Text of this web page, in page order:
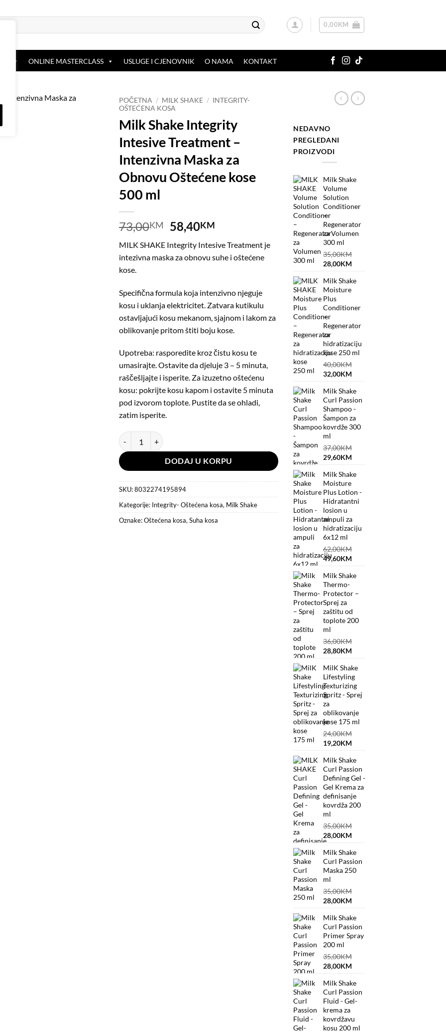
0,00KM
ONLINE MASTERCLASS USLUGE I CJENOVNIK O NAMA KONTAKT
POČETNA / MILK SHAKE / INTEGRITY-
OŠTEĆENA KOSA
Milk Shake Integrity
Intesive Treatment –
Intenzivna Maska za
Obnovu Oštećene kose
500 ml
73,00KM
Original
price
was:
73,00KM.
58,40KM
is:
58,40KM.
MILK SHAKE Integrity Intesive Treatment je
intezivna maska za obnovu suhe i oštećene
kose.
Specifična formula koja intenzivno njeguje
kosu i uklanja elektricitet. Zatvara kutikulu
ostavljajući kosu mekanom, sjajnom i lakom za
oblikovanje pritom štiti boju kose.
Upotreba: rasporedite kroz čistu kosu te
umasirajte. Ostavite da djeluje 3 – 5 minuta,
raščešljajte i isperite. Za izuzetno oštećenu
kosu: pokrijte kosu kapom i ostavite 5 minuta
pod izvorom toplote. Pustite da se ohladi,
zatim isperite.
Milk Shake Integrity Intesive Treatment - Intenzivna Maska za Obnovu Oštećene kose 500 ml količina
DODAJ U KORPU
SKU:8032274195894
Kategorije: Integrity- Oštećena kosa, Milk Shake
Oznake:Oštećena kosa, Suha kosa
NEDAVNO
PREGLEDANI
PROIZVODI
Milk Shake
Volume
Solution
Conditioner
–
Regenerator
za Volumen
300 ml
35,00KM
Original
was:
35,00KM.
28,00KM
is:
Milk Shake
Moisture
Plus
Conditioner
–
Regenerator
za
hidratizaciju
kose 250 ml
40,00KM
Original
was:
40,00KM.
32,00KM
is:
32,00KM.
Milk Shake
Curl Passion
Shampoo -
Šampon za
kovrdže 300
ml
37,00KM
Original
was:
37,00KM.
29,60KM
is:
Milk Shake
Moisture
Plus Lotion -
Hidratantni
losion u
ampuli za
hidratizaciju
6x12 ml
62,00KM
Original
was:
62,00KM.
49,60KM
is:
Milk Shake
Thermo-
Protector –
Sprej za
zaštitu od
toplote 200
ml
36,00KM
Original
was:
36,00KM.
28,80KM
is:
28,80KM.
MilK Shake
Lifestyling
Texturizing
Spritz - Sprej
za
oblikovanje
kose 175 ml
24,00KM
Original
was:
24,00KM.
19,20KM
is:
19,20KM.
Milk Shake
Curl Passion
Defining Gel -
Gel Krema za
definisanje
kovrdža 200
ml
35,00KM
Original
price
was:
35,00KM.
28,00KM
is:
28,00KM.
Milk Shake
Curl Passion
Maska 250
ml
35,00KM
Original
was:
35,00KM.
28,00KM
is:
28,00KM.
Milk Shake
Curl Passion
Primer Spray
200 ml
35,00KM
Original
was:
35,00KM.
28,00KM
is:
28,00KM.
Milk Shake
Curl Passion
Fluid - Gel-
krema za
kovrdžavu
kosu 200 ml